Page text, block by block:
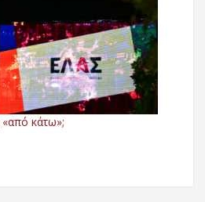
κάτω»;